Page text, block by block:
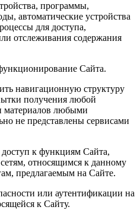
программы,
автоматические устройства
для доступа,
отслеживания содержания
Сайта.
навигационную структуру
получения любой
материалов любыми
не представлены сервисами
к функциям Сайта,
относящимся к данному
предлагаемым на Сайте.
или аутентификации на
к Сайту.